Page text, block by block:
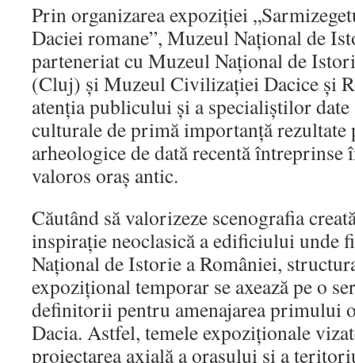
Prin organizarea expoziției
Daciei romane”, Muzeul Național de
parteneriat cu Muzeul Național de
(Cluj) și Muzeul Civilizației Dacice și
atenția publicului și a specialiștilor
culturale de primă importanță
arheologice de dată recentă
valoros oraș antic.
Căutând să valorizeze scenografia
inspirație neoclasică a edificiului unde
Național de Istorie a României,
expozițional temporar se axează pe o
definitorii pentru amenajarea primului
Dacia. Astfel, temele expoziționale
proiectarea axială a orașului și a